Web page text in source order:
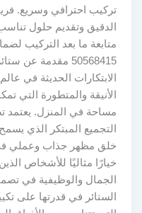
تركيب احترافي وسريع.
الدقيق وتقديم حلول تناسب
متابعة ما بعد التركيب
50568415 مقدمة عن
الابتكارات الحديثة في عالم
الأنيقة والمتطورة التي
مساحة في المنزل. يعتمد
التجميع المبتكر الذي
خلق مظهر جذاب وعملي في
خيارًا مثاليًا للأشخاص
الجمال والوظيفية في تصميم
الستائر في قدرتها على